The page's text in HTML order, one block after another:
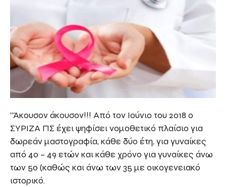
“Άκουσον άκουσον!!! Από τον Ιούνιο του 2018 ο
ΣΥΡΙΖΑ ΠΣ έχει ψηφίσει νομοθετικό πλαίσιο για
δωρεάν μαστογραφία, κάθε δύο έτη, για γυναίκες
από 40 – 49 ετών και κάθε χρόνο για γυναίκες άνω
των 50 (καθώς και άνω των 35 με οικογενειακό
ιστορικό.